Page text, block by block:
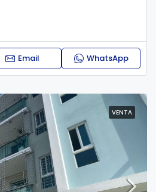
Email WhatsApp
VENTA